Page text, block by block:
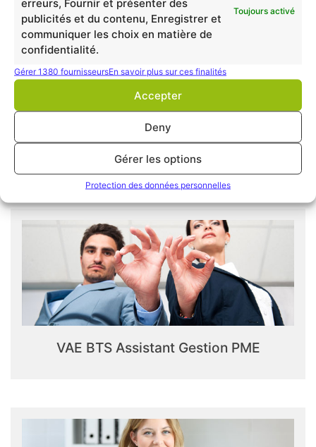
erreurs, Fournir et présenter des
publicités et du contenu, Enregistrer et
communiquer les choix en matière de
confidentialité.
Toujours activé
Gérer 1380 fournisseursEn savoir plus sur ces finalités
Accepter
Deny
Gérer les options
Protection des données personnelles
VAE Assistant De Gestion
VAE BTS Assistant Gestion PME